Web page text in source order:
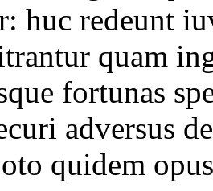
huc redeunt
quam
fortunas
adversus
quidem